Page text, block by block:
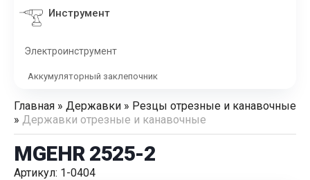
Инструмент
Электроинструмент
Аккумуляторный заклепочник
Главная » Державки » Резцы отрезные и канавочные
» Державки отрезные и канавочные
MGEHR 2525-2
Артикул: 1-0404